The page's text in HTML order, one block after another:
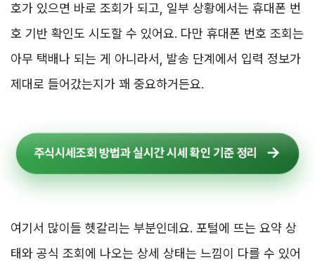
호가 있으면 바로 조회가 되고, 일부 상황에서는 휴대폰 번
호 기반 확인도 시도할 수 있어요. 다만 휴대폰 번호 조회는
아무 택배나 되는 게 아니라서, 발송 단계에서 입력 정보가
제대로 들어갔는지가 꽤 중요하거든요.
주식시세조회 방법과 실시간 시세 확인 기준 정리
여기서 많이들 헷갈리는 부분인데요. 포털에 뜨는 요약 상
태와 공식 조회에 나오는 상세 상태는 느낌이 다를 수 있어